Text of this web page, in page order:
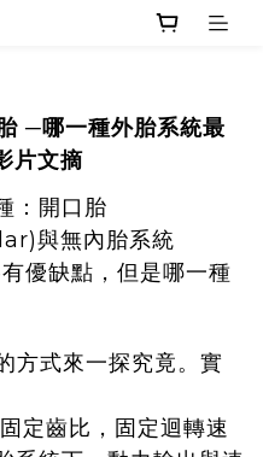
─哪一種外胎系統最
文摘
：開口胎
與無內胎系統
優缺點，但是哪一種
式來一探究竟。實
定齒比，固定迴轉速